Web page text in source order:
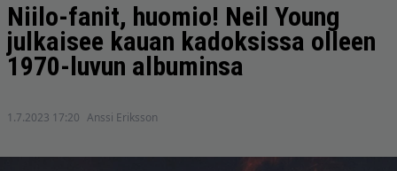
Niilo-fanit, huomio! Neil Young
julkaisee kauan kadoksissa olleen
1970-luvun albuminsa
1.7.2023 17:20 Anssi Eriksson